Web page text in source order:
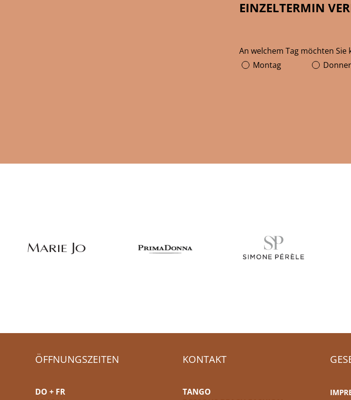
EINZELTERMIN
An welchem Tag möchten Sie
Montag
ÖFFNUNGSZEITEN
DO + FR
KONTAKT
TANGO